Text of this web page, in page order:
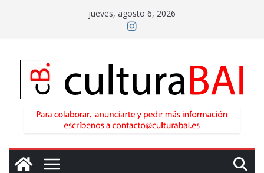
jueves, agosto 6, 2026